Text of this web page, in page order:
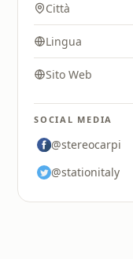
Città
Lingua
Sito Web
SOCIAL MEDIA
@stereocarpi
@stationitaly